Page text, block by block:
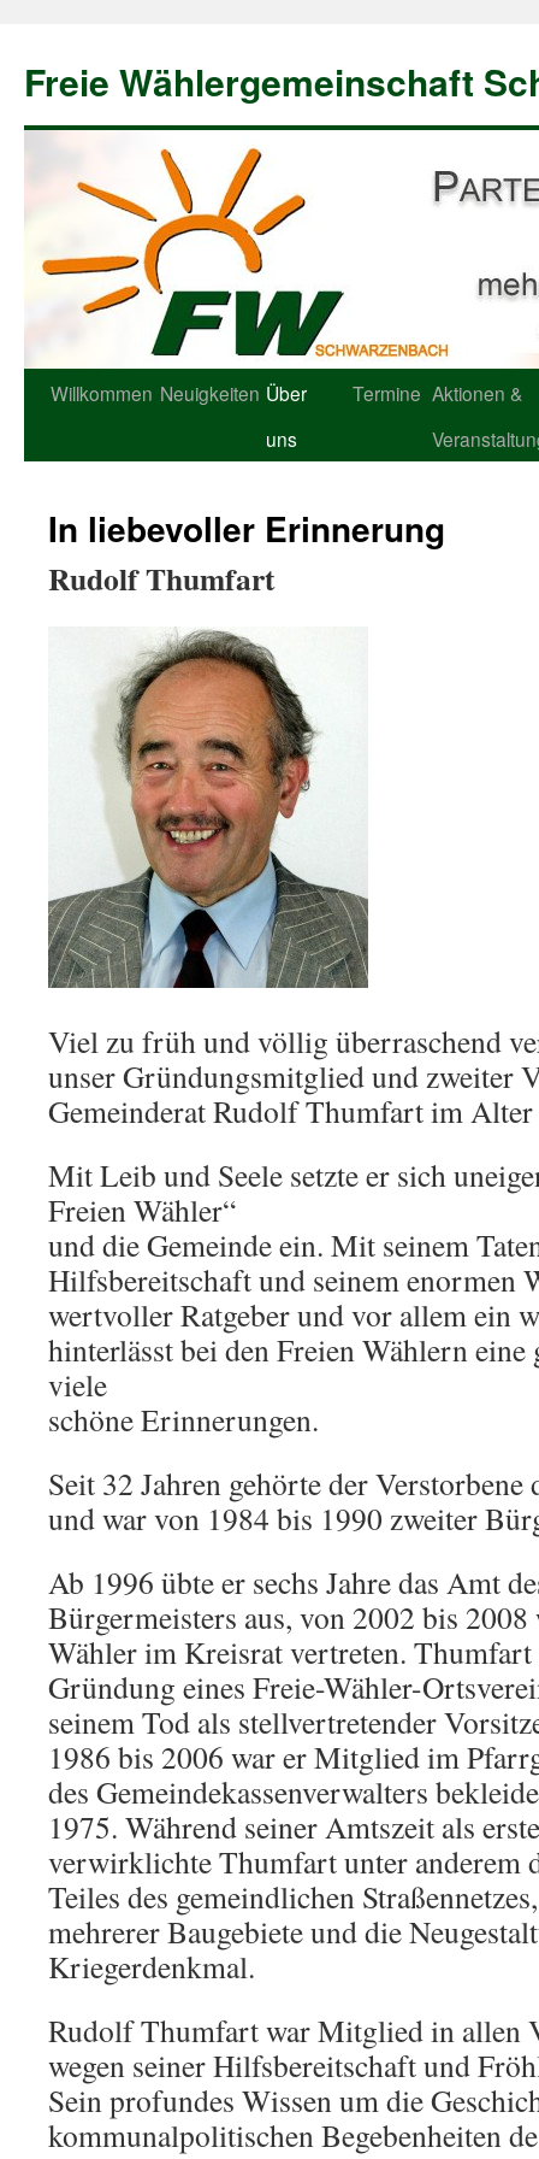
Freie Wählergemeinschaft
Willkommen Neuigkeiten Über
uns
Termine Aktionen &
In liebevoller Erinnerung
Rudolf Thumfart
Viel zu früh und völlig überraschend
unser Gründungsmitglied und zweiter
Gemeinderat Rudolf Thumfart im Alter
Mit Leib und Seele setzte er sich
Freien Wähler“
und die Gemeinde ein. Mit seinem
Hilfsbereitschaft und seinem enormen
wertvoller Ratgeber und vor allem ein
hinterlässt bei den Freien Wählern eine
viele
schöne Erinnerungen.
Seit 32 Jahren gehörte der Verstorbene
und war von 1984 bis 1990 zweiter
Ab 1996 übte er sechs Jahre das Amt
Bürgermeisters aus, von 2002 bis
Wähler im Kreisrat vertreten.
Gründung eines Freie-Wähler-
seinem Tod als stellvertretender
1986 bis 2006 war er Mitglied im
des Gemeindekassenverwalters
1975. Während seiner Amtszeit als
verwirklichte Thumfart unter anderem
Teiles des gemeindlichen
mehrerer Baugebiete und die
Kriegerdenkmal.
Rudolf Thumfart war Mitglied in allen
wegen seiner Hilfsbereitschaft und
Sein profundes Wissen um die
kommunalpolitischen Begebenheiten